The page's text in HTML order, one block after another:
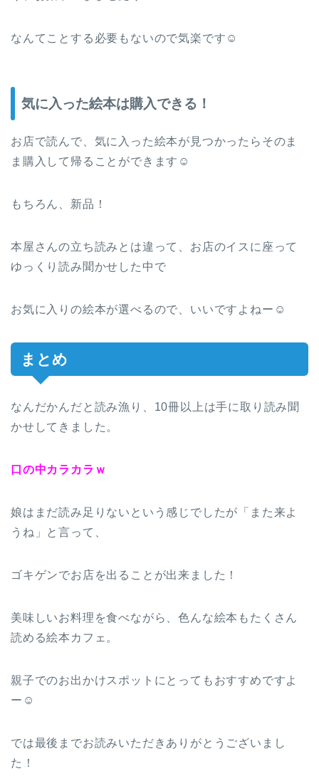
なんてことする必要もないので気楽です☺
気に入った絵本は購入できる！
お店で読んで、気に入った絵本が見つかったらそのま
ま購入して帰ることができます☺
もちろん、新品！
本屋さんの立ち読みとは違って、お店のイスに座って
ゆっくり読み聞かせした中で
お気に入りの絵本が選べるので、いいですよねー☺
まとめ
なんだかんだと読み漁り、10冊以上は手に取り読み聞
かせしてきました。
口の中カラカラｗ
娘はまだ読み足りないという感じでしたが「また来よ
うね」と言って、
ゴキゲンでお店を出ることが出来ました！
美味しいお料理を食べながら、色んな絵本もたくさん
読める絵本カフェ。
親子でのお出かけスポットにとってもおすすめですよ
ー☺
では最後までお読みいただきありがとうございまし
た！